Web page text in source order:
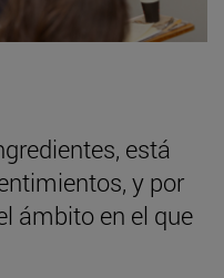
está
y por
ámbito en el que